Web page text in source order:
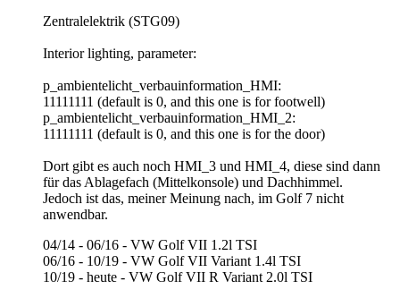
Zentralelektrik (STG09)
Interior lighting, parameter:
p_ambientelicht_verbauinformation_HMI:
11111111 (default is 0, and this one is for footwell)
p_ambientelicht_verbauinformation_HMI_2:
11111111 (default is 0, and this one is for the door)
Dort gibt es auch noch HMI_3 und HMI_4, diese sind dann
für das Ablagefach (Mittelkonsole) und Dachhimmel.
Jedoch ist das, meiner Meinung nach, im Golf 7 nicht
anwendbar.
04/14 - 06/16 - VW Golf VII 1.2l TSI
06/16 - 10/19 - VW Golf VII Variant 1.4l TSI
10/19 - heute - VW Golf VII R Variant 2.0l TSI